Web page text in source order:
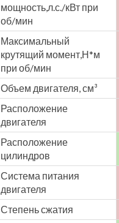
мощность,л.с./кВт при
об/мин
Максимальный
крутящий момент,Н*м
при об/мин
Объем двигателя, см³
Расположение
двигателя
Расположение
цилиндров
Система питания
двигателя
Степень сжатия